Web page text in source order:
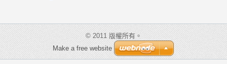
© 2011 版權所有。
Make a free website